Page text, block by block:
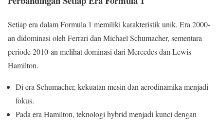
Setiap era dalam Formula 1 memiliki karakteristik unik. Era 2000-
an didominasi oleh Ferrari dan Michael Schumacher, sementara
periode 2010-an melihat dominasi dari Mercedes dan Lewis
Hamilton.
Di era Schumacher, kekuatan mesin dan aerodinamika menjadi
fokus.
Pada era Hamilton, teknologi hybrid menjadi kunci dengan